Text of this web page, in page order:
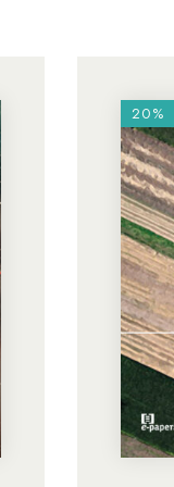
20%